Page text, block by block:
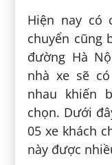
Hiện nay có
chuyển cũng
đường Hà
nhà xe sẽ
nhau khiến
chọn. Dưới
05 xe khách
này được